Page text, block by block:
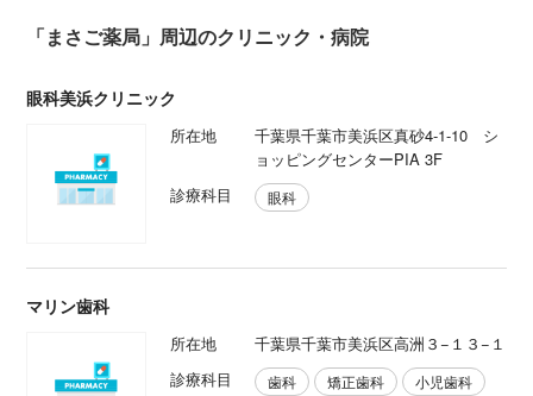
「まさご薬局」周辺のクリニック・病院
眼科美浜クリニック
所在地
千葉県千葉市美浜区真砂4-1-10 シ
ョッピングセンターPIA 3F
診療科目
眼科
マリン歯科
所在地
千葉県千葉市美浜区高洲３−１３−１
診療科目
歯科 矯正歯科 小児歯科